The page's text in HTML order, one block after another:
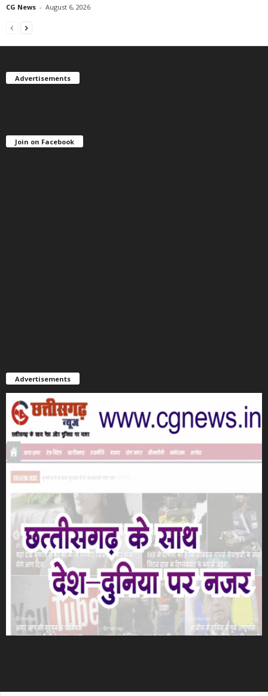
CG News - August 6, 2026
Advertisements
Join on Facebook
Advertisements